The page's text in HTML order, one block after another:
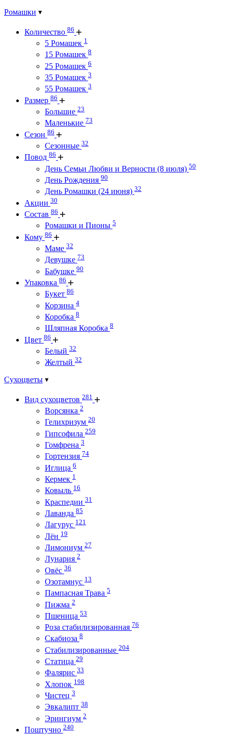
Ромашки
Количество 86
5 Ромашек 1
15 Ромашек 8
25 Ромашек 6
35 Ромашек 3
55 Ромашек 3
Размер 86
Большие 23
Маленькие 73
Сезон 86
Сезонные 32
Повод 86
День Семьи Любви и Верности (8 июля) 50
День Рождения 90
День Ромашки (24 июня) 32
Акции 30
Состав 86
Ромашки и Пионы 5
Кому 86
Маме 32
Девушке 73
Бабушке 90
Упаковка 86
Букет 86
Корзина 4
Коробка 8
Шляпная Коробка 8
Цвет 86
Белый 32
Желтый 32
Сухоцветы
Вид сухоцветов 281
Ворсянка 2
Гелихризум 20
Гипсофила 259
Гомфрена 3
Гортензия 74
Иглица 6
Кермек 1
Ковыль 16
Краспедии 31
Лаванда 85
Лагурус 121
Лён 19
Лимониум 27
Лунария 2
Овёс 36
Озотамнус 13
Пампасная Трава 5
Пижма 2
Пшеница 53
Роза стабилизированная 76
Скабиоза 8
Стабилизированные 204
Статица 29
Фалярис 33
Хлопок 198
Чистец 3
Эвкалипт 38
Эрингиум 2
Поштучно 240